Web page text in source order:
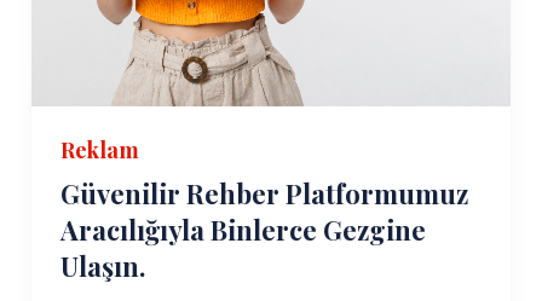
Reklam
Güvenilir Rehber Platformumuz
Aracılığıyla Binlerce Gezgine
Ulaşın.